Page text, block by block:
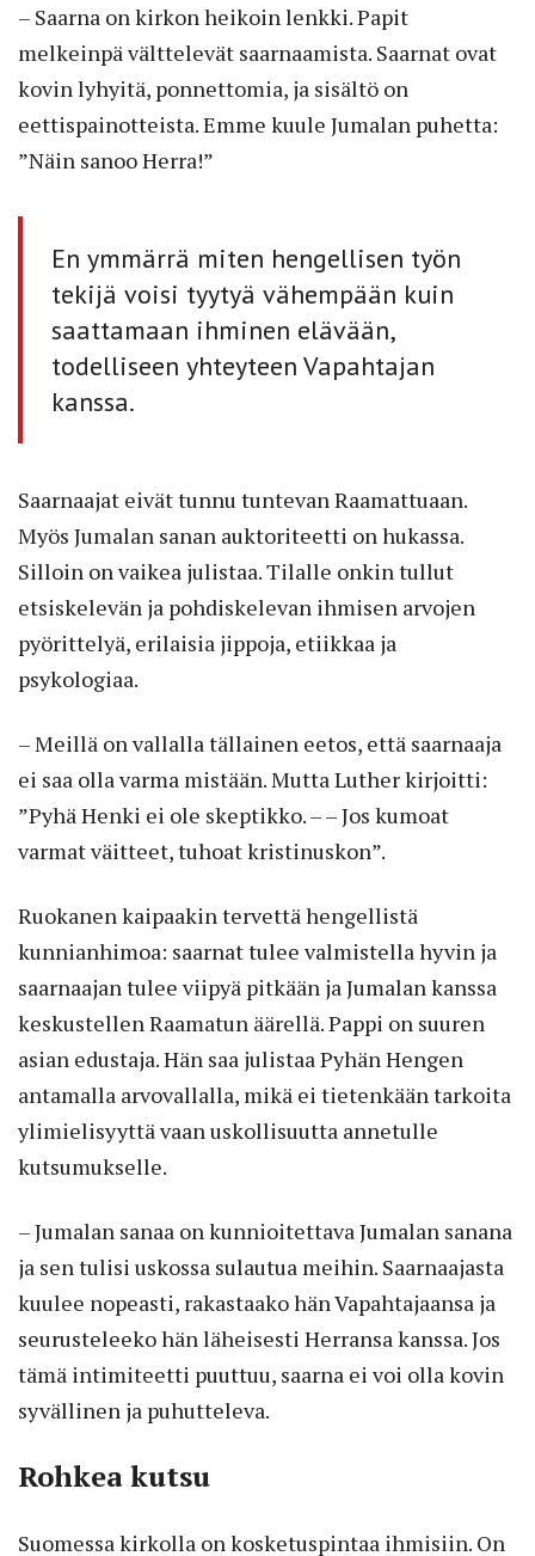
– Saarna on kirkon heikoin lenkki. Papit
melkeinpä välttelevät saarnaamista. Saarnat ovat
kovin lyhyitä, ponnettomia, ja sisältö on
eettispainotteista. Emme kuule Jumalan puhetta:
”Näin sanoo Herra!”
En ymmärrä miten hengellisen työn
tekijä voisi tyytyä vähempään kuin
saattamaan ihminen elävään,
todelliseen yhtey­teen Vapahtajan
kanssa.
Saarnaajat eivät tunnu tuntevan Raamattuaan.
Myös Jumalan sanan auktoriteetti on hukassa.
Silloin on vaikea julistaa. Tilalle onkin tullut
etsiskelevän ja pohdiskelevan ihmisen arvojen
pyörittelyä, erilaisia jippoja, etiikkaa ja
psykologiaa.
– Meillä on vallalla tällainen eetos, että saarnaaja
ei saa olla varma mistään. Mutta Luther kirjoitti:
”Pyhä Henki ei ole skeptikko. – – Jos kumoat
varmat väitteet, tuhoat kristinuskon”.
Ruokanen kaipaakin tervettä hengellistä
kunnianhimoa: saarnat tulee valmistella hyvin ja
saarnaajan tulee viipyä pitkään ja Jumalan kanssa
keskustellen Raamatun äärellä. Pappi on suuren
asian edustaja. Hän saa julistaa Pyhän Hengen
antamalla arvovallalla, mikä ei tietenkään tarkoita
ylimielisyyttä vaan uskollisuutta annetulle
kutsumukselle.
– Jumalan sanaa on kunnioitettava Jumalan sanana
ja sen tulisi uskossa sulautua meihin. Saarnaajasta
kuulee nopeasti, rakastaako hän Vapahtajaansa ja
seurusteleeko hän läheisesti Herransa kanssa. Jos
tämä intimiteetti puuttuu, saarna ei voi olla kovin
syvällinen ja puhutteleva.
Rohkea kutsu
Suomessa kirkolla on kosketuspintaa ihmisiin. On